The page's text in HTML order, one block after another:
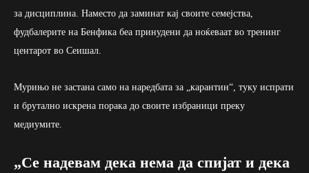
за дисциплина. Наместо да заминат кај своите семејства,
фудбалерите на Бенфика беа принудени да ноќеваат во тренинг
центарот во Сеишал.
Мурињо не застана само на наредбата за „карантин“, туку испрати
и брутално искрена порака до своите избраници преку
медиумите.
„Се надевам дека нема да спијат и дека